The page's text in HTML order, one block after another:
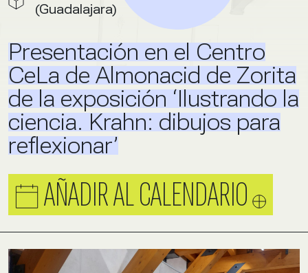
(Guadalajara)
Presentación en el Centro
CeLa de Almonacid de Zorita
de la exposición ‘Ilustrando la
ciencia. Krahn: dibujos para
reflexionar’
AÑADIR AL CALENDARIO